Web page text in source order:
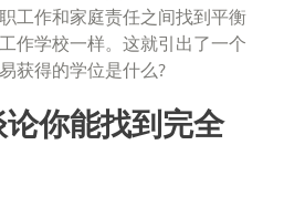
工作和家庭责任之间找到平衡
作学校一样。这就引出了一个
获得的学位是什么?
你能找到完全